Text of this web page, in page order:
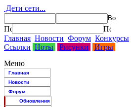
Дети сети...
Главная Новости Форум Конкурсы
Ссылки Ноты Рисунки
Игры
Меню
Главная
Новости
Форум
Обновления